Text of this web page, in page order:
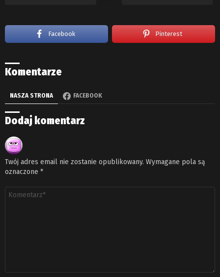
Facebook Pinterest
Komentarze
NASZA STRONA FACEBOOK
Dodaj komentarz
Twój adres email nie zostanie opublikowany. Wymagane pola są
oznaczone *
Komentarz